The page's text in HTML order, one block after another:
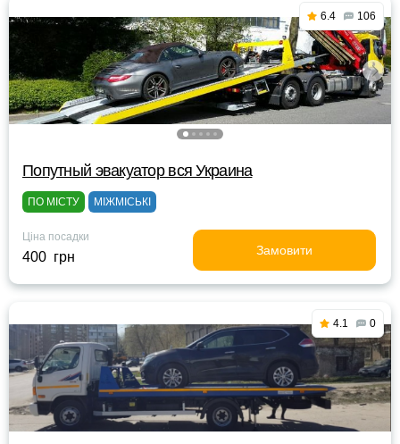
6.4 106
Попутный эвакуатор вся Украина
ПО МІСТУ МІЖМІСЬКІ
Ціна посадки
400 грн Замовити
4.1 0